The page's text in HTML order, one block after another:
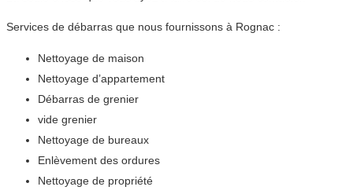
Services de débarras que nous fournissons à Rognac :
Nettoyage de maison
Nettoyage d’appartement
Débarras de grenier
vide grenier
Nettoyage de bureaux
Enlèvement des ordures
Nettoyage de propriété